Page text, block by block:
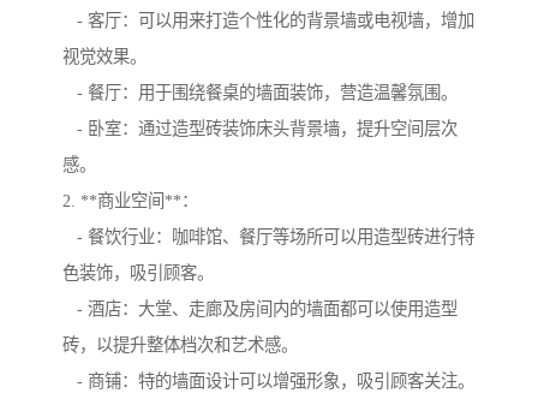
- 客厅：可以用来打造个性化的背景墙或电视墙，增加
视觉效果。
- 餐厅：用于围绕餐桌的墙面装饰，营造温馨氛围。
- 卧室：通过造型砖装饰床头背景墙，提升空间层次
感。
2. **商业空间**：
- 餐饮行业：咖啡馆、餐厅等场所可以用造型砖进行特
色装饰，吸引顾客。
- 酒店：大堂、走廊及房间内的墙面都可以使用造型
砖，以提升整体档次和艺术感。
- 商铺：特的墙面设计可以增强形象，吸引顾客关注。